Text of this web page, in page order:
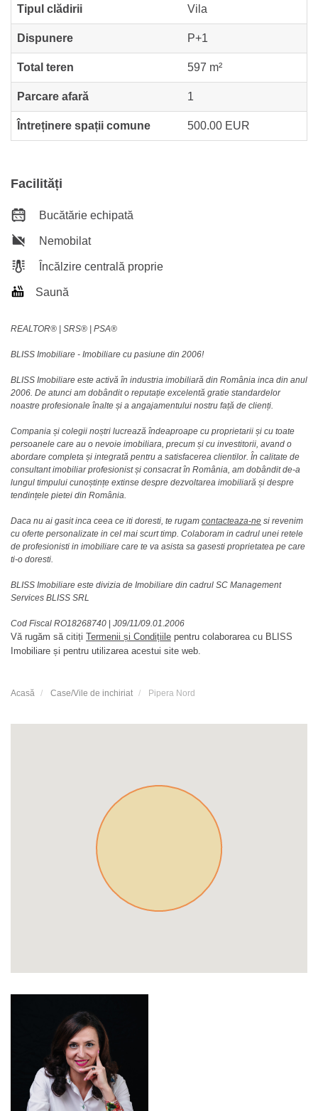
Tipul clădirii Vila
Dispunere P+1
Total teren 597 m²
Parcare afară 1
Întreținere spații comune 500.00 EUR
Facilități
Bucătărie echipată
Nemobilat
Încălzire centrală proprie
Saună
REALTOR®️ | SRS®️ | PSA®️
BLISS Imobiliare - Imobiliare cu pasiune din 2006!
BLISS Imobiliare este activă în industria imobiliară din România inca din anul
2006. De atunci am dobândit o reputație excelentă gratie standardelor
noastre profesionale înalte și a angajamentului nostru față de clienți.
Compania și colegii noștri lucrează îndeaproape cu proprietarii și cu toate
persoanele care au o nevoie imobiliara, precum și cu investitorii, avand o
abordare completa și integrată pentru a satisfacerea clientilor. În calitate de
consultant imobiliar profesionist și consacrat în România, am dobândit de-a
lungul timpului cunoștințe extinse despre dezvoltarea imobiliară și despre
tendințele pietei din România.
Daca nu ai gasit inca ceea ce iti doresti, te rugam contacteaza-ne si revenim
cu oferte personalizate in cel mai scurt timp. Colaboram in cadrul unei retele
de profesionisti in imobiliare care te va asista sa gasesti proprietatea pe care
ti-o doresti.
BLISS Imobiliare este divizia de Imobiliare din cadrul SC Management
Services BLISS SRL
Cod Fiscal RO18268740 | J09/11/09.01.2006
Vă rugăm să citiți Termenii și Condițiile pentru colaborarea cu BLISS
Imobiliare și pentru utilizarea acestui site web.
Acasă Case/Vile de inchiriat Pipera Nord